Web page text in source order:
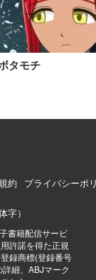
タモチ
約 プライバシーポ
字）
書籍配信サービ
許諾を得た正規
録商標(登録番号
細、ABJマーク